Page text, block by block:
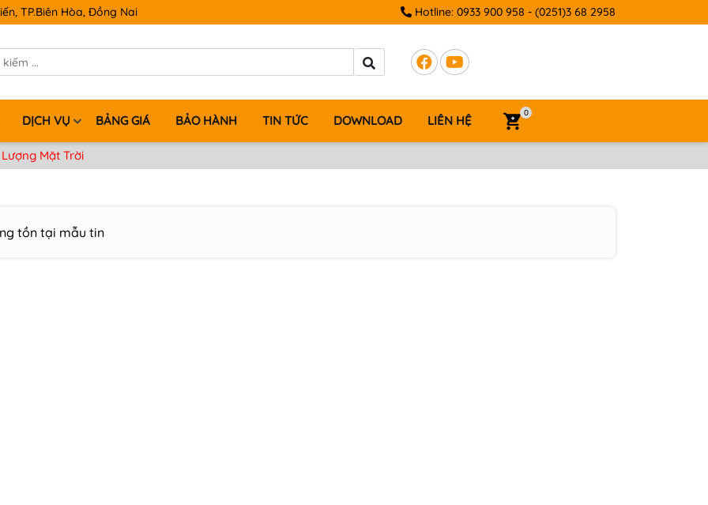
TP.Biên Hòa, Đồng Nai Hotline: 0933 900 958 - (0251)3 68 2958
0
DỊCH VỤ BẢNG GIÁ BẢO HÀNH TIN TỨC DOWNLOAD LIÊN HỆ
Mặt Trời
tồn tại mẫu tin